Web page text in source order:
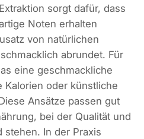
sorgt dafür, dass
Noten erhalten
von natürlichen
abrundet. Für
eine geschmackliche
oder künstliche
Ansätze passen gut
bei der Qualität und
stehen. In der Praxis